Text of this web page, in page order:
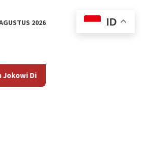
2026
Bonatua Datangi KPU
ID